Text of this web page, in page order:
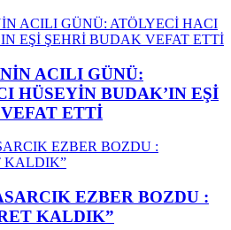
ACILI GÜNÜ:
HÜSEYİN BUDAK’IN EŞİ
ETTİ
EZBER BOZDU :
KALDIK”